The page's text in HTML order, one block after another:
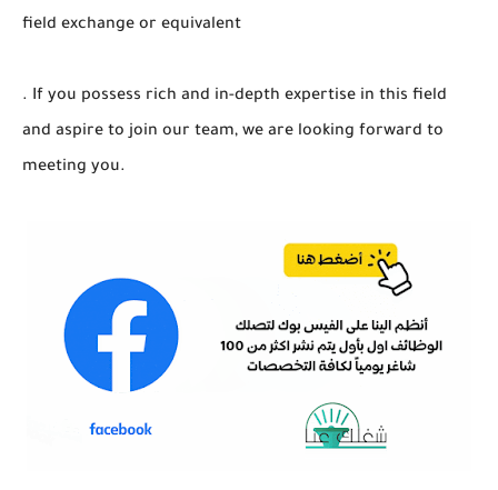
field exchange or equivalent
. If you possess rich and in-depth expertise in this field
and aspire to join our team, we are looking forward to
meeting you.